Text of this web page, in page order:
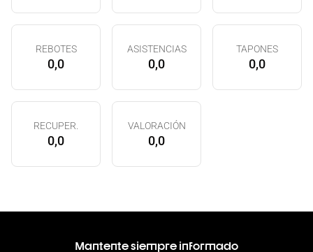
REBOTES
0,0
ASISTENCIAS
0,0
TAPONES
0,0
RECUPER.
0,0
VALORACIÓN
0,0
Mantente siempre informado